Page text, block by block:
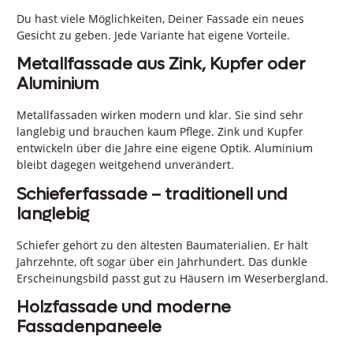
Du hast viele Möglichkeiten, Deiner Fassade ein neues
Gesicht zu geben. Jede Variante hat eigene Vorteile.
Metallfassade aus Zink, Kupfer oder
Aluminium
Metallfassaden wirken modern und klar. Sie sind sehr
langlebig und brauchen kaum Pflege. Zink und Kupfer
entwickeln über die Jahre eine eigene Optik. Aluminium
bleibt dagegen weitgehend unverändert.
Schieferfassade – traditionell und
langlebig
Schiefer gehört zu den ältesten Baumaterialien. Er hält
Jahrzehnte, oft sogar über ein Jahrhundert. Das dunkle
Erscheinungsbild passt gut zu Häusern im Weserbergland.
Holzfassade und moderne
Fassadenpaneele